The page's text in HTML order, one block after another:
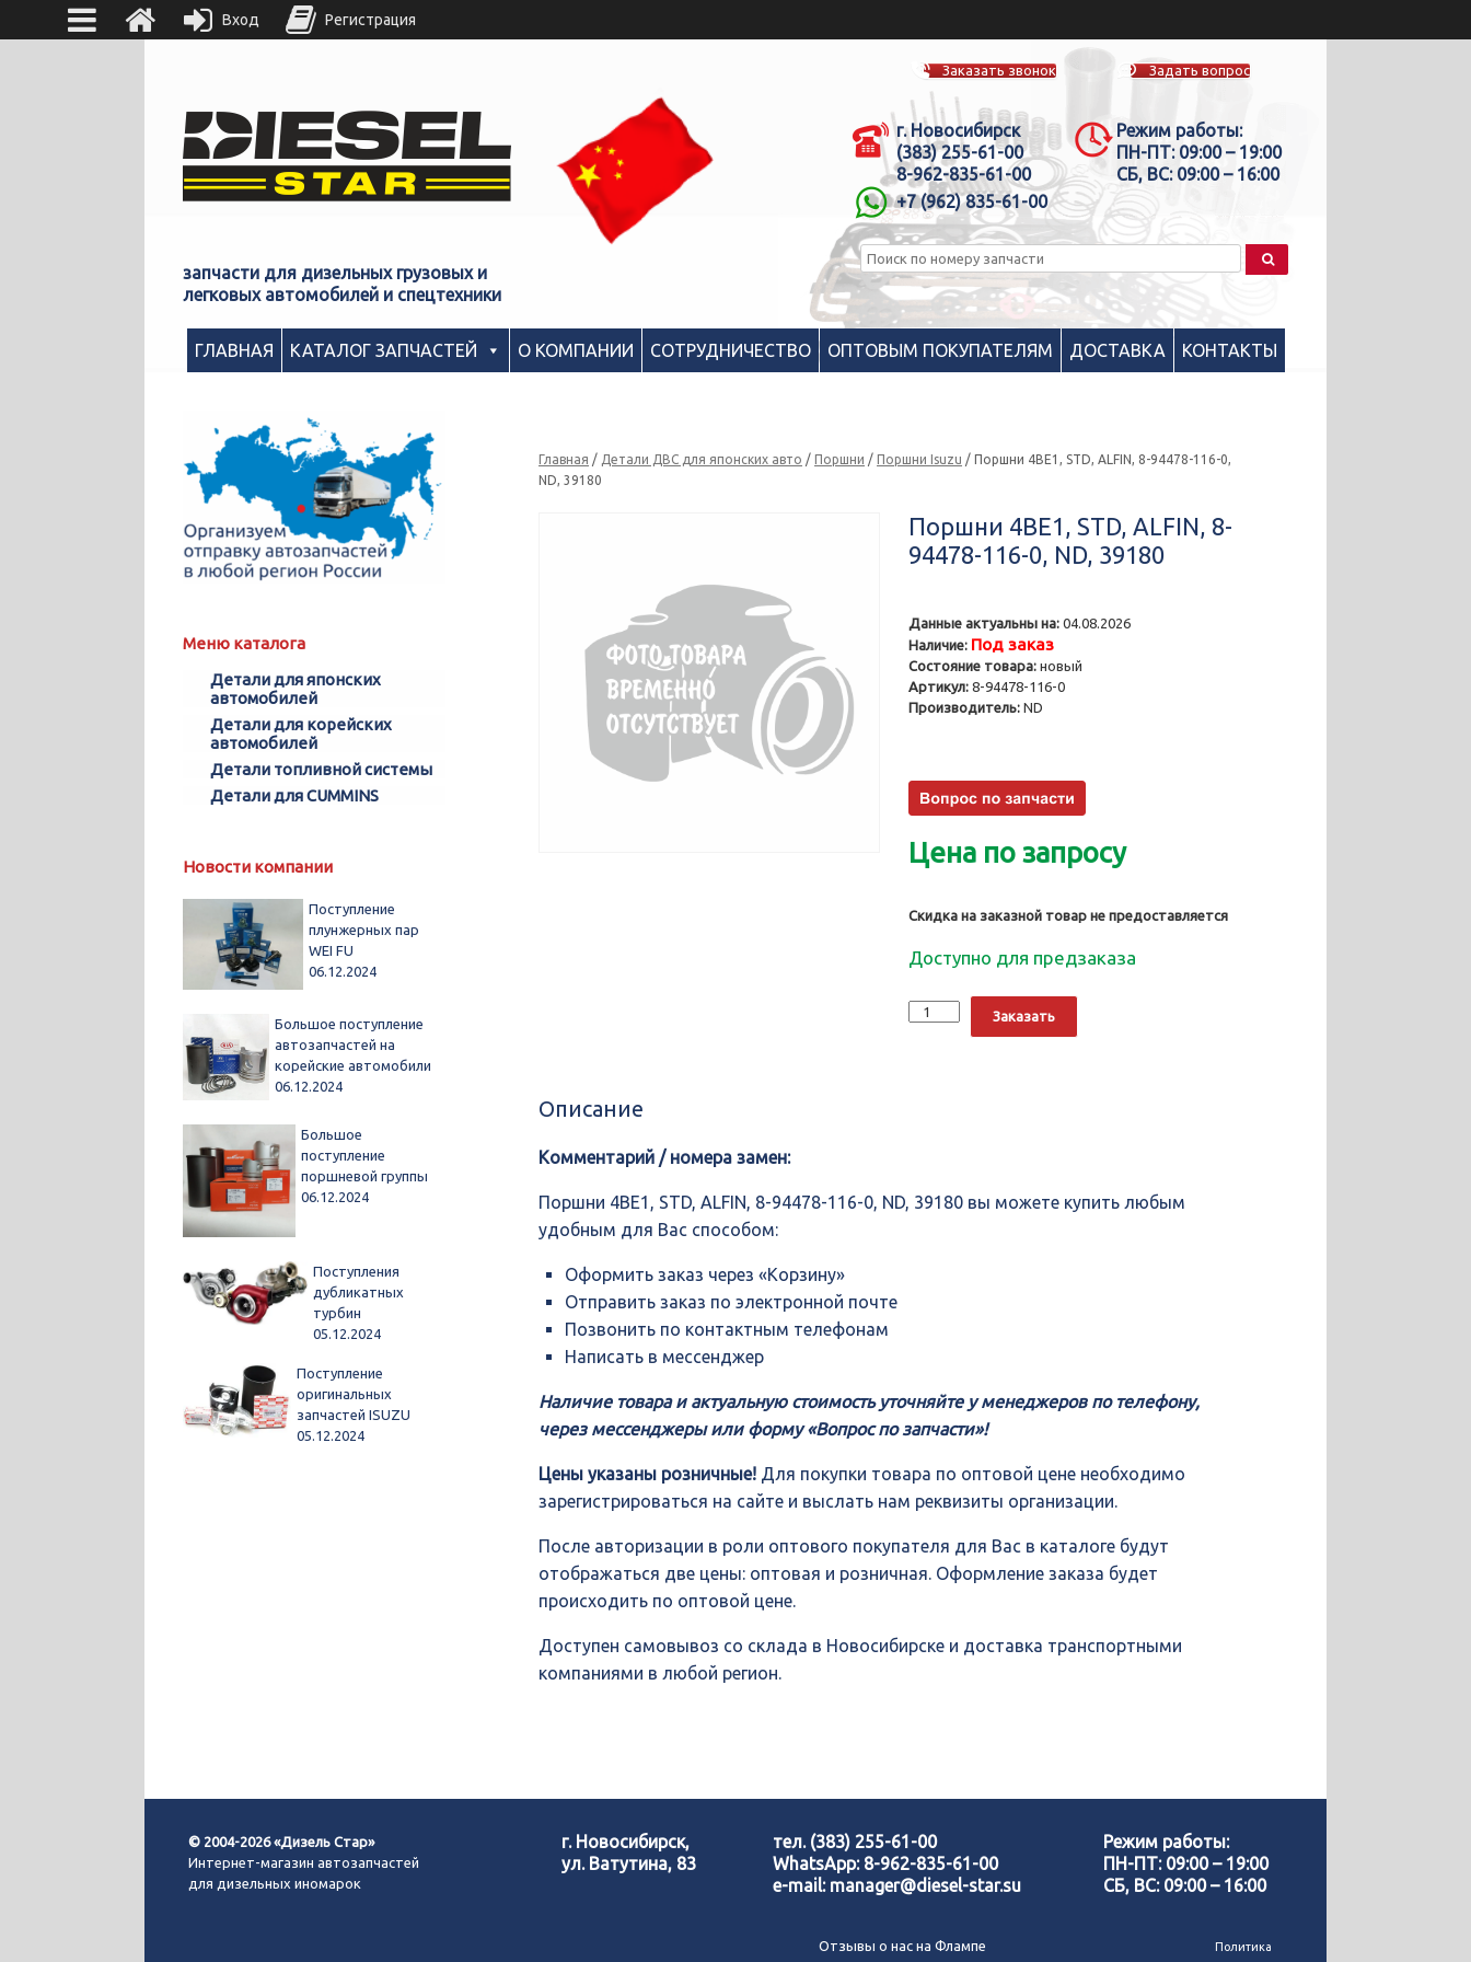
запчасти для дизельных грузовых и
легковых автомобилей и спецтехники
Заказать звонок Задать вопрос
г. Новосибирск
(383) 255-61-00
8-962-835-61-00
+7 (962) 835-61-00
Режим работы:
ПН-ПТ: 09:00 – 19:00
СБ, ВС: 09:00 – 16:00
ГЛАВНАЯ КАТАЛОГ ЗАПЧАСТЕЙ О КОМПАНИИ СОТРУДНИЧЕСТВО ОПТОВЫМ ПОКУПАТЕЛЯМ ДОСТАВКА КОНТАКТЫ
Главная / Детали ДВС для японских авто /Поршни /Поршни Isuzu / Поршни 4BE1, STD, ALFIN, 8-94478-116-0,
ND, 39180
Поршни 4BE1, STD, ALFIN, 8-
94478-116-0, ND, 39180
Данные актуальны на: 04.08.2026
Наличие: Под заказ
Состояние товара: новый
Артикул: 8-94478-116-0
Производитель: ND
Цена по запросу
Скидка на заказной товар не предоставляется
Доступно для предзаказа
Количество
Поршни
39180
Заказать
Описание
Комментарий / номера замен:
Поршни 4BE1, STD, ALFIN, 8-94478-116-0, ND, 39180 вы можете купить любым
удобным для Вас способом:
Оформить заказ через «Корзину»
Отправить заказ по электронной почте
Позвонить по контактным телефонам
Написать в мессенджер
Наличие товара и актуальную стоимость уточняйте у менеджеров по телефону,
через мессенджеры или форму «Вопрос по запчасти»!
Цены указаны розничные! Для покупки товара по оптовой цене необходимо
зарегистрироваться на сайте и выслать нам реквизиты организации.
После авторизации в роли оптового покупателя для Вас в каталоге будут
отображаться две цены: оптовая и розничная. Оформление заказа будет
происходить по оптовой цене.
Доступен самовывоз со склада в Новосибирске и доставка транспортными
компаниями в любой регион.
Меню каталога
Детали для японских
автомобилей
Детали для корейских
автомобилей
Детали топливной системы
Детали для CUMMINS
Новости компании
Поступление
плунжерных пар
WEI FU
06.12.2024
Большое поступление
автозапчастей на
корейские автомобили
06.12.2024
Большое
поступление
поршневой группы
06.12.2024
Поступления
дубликатных
турбин
05.12.2024
Поступление
оригинальных
запчастей ISUZU
05.12.2024
© 2004-2026 «Дизель Стар»
Интернет-магазин автозапчастей
для дизельных иномарок
г. Новосибирск,
ул. Ватутина, 83
тел. (383) 255-61-00
WhatsApp: 8-962-835-61-00
e-mail: manager@diesel-star.su
Режим работы:
ПН-ПТ: 09:00 – 19:00
СБ, ВС: 09:00 – 16:00
Отзывы о нас на Флампе Политика
Вход Регистрация